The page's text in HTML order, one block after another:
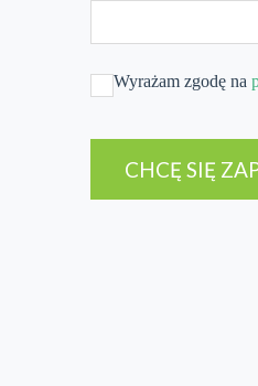
Wyrażam zgodę na
CHCĘ SIĘ